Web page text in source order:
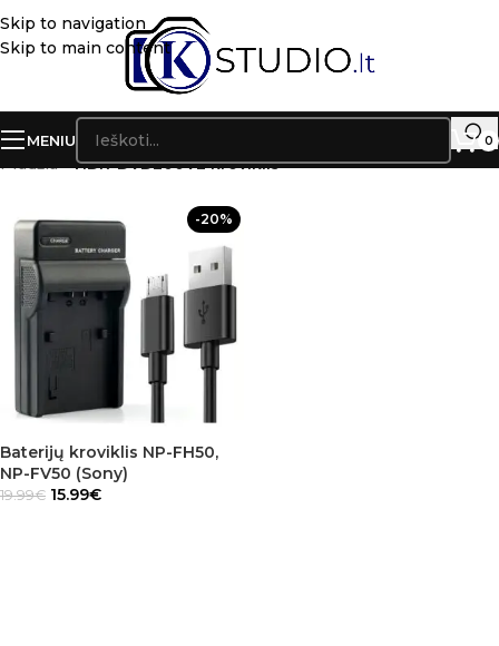
Skip to navigation
Skip to main content
MENIU 0
Pradžia»HDR-DVD200VE kroviklis
-20%
Baterijų kroviklis NP-FH50,
NP-FV50 (Sony)
19.99€ 15.99€